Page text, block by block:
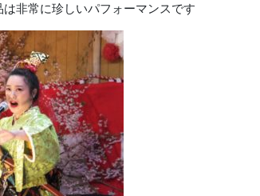
非常に珍しいパフォーマンスです